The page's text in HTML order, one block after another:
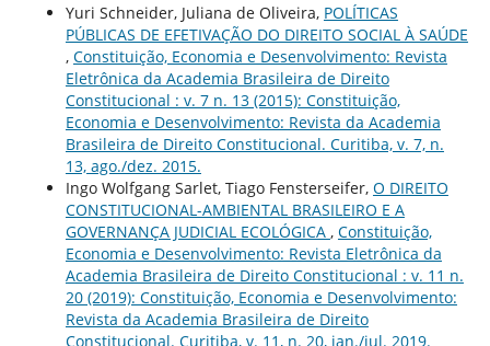
Yuri Schneider, Juliana de Oliveira, POLÍTICAS
PÚBLICAS DE EFETIVAÇÃO DO DIREITO SOCIAL À SAÚDE
, Constituição, Economia e Desenvolvimento: Revista
Eletrônica da Academia Brasileira de Direito
Constitucional : v. 7 n. 13 (2015): Constituição,
Economia e Desenvolvimento: Revista da Academia
Brasileira de Direito Constitucional. Curitiba, v. 7, n.
13, ago./dez. 2015.
Ingo Wolfgang Sarlet, Tiago Fensterseifer, O DIREITO
CONSTITUCIONAL-AMBIENTAL BRASILEIRO E A
GOVERNANÇA JUDICIAL ECOLÓGICA , Constituição,
Economia e Desenvolvimento: Revista Eletrônica da
Academia Brasileira de Direito Constitucional : v. 11 n.
20 (2019): Constituição, Economia e Desenvolvimento:
Revista da Academia Brasileira de Direito
Constitucional. Curitiba, v. 11, n. 20, jan./jul. 2019.